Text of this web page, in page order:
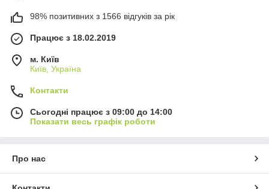
98% позитивних з 1566 відгуків за рік
Працює з 18.02.2019
м. Київ
Київ, Україна
Контакти
Сьогодні працює з 09:00 до 14:00
Показати весь графік роботи
Про нас